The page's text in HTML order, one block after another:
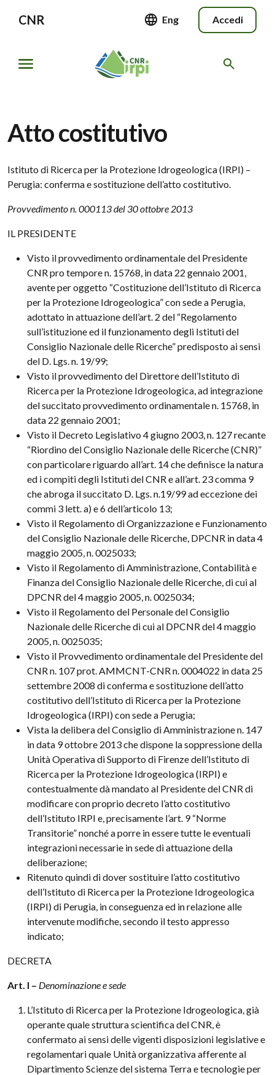
CNR Eng Accedi
Atto costitutivo
Istituto di Ricerca per la Protezione Idrogeologica (IRPI) –
Perugia: conferma e sostituzione dell’atto costitutivo.
Provvedimento n. 000113 del 30 ottobre 2013
IL PRESIDENTE
Visto il provvedimento ordinamentale del Presidente
CNR pro tempore n. 15768, in data 22 gennaio 2001,
avente per oggetto “Costituzione dell’Istituto di Ricerca
per la Protezione Idrogeologica” con sede a Perugia,
adottato in attuazione dell’art. 2 del “Regolamento
sull’istituzione ed il funzionamento degli Istituti del
Consiglio Nazionale delle Ricerche” predisposto ai sensi
del D. Lgs. n. 19/99;
Visto il provvedimento del Direttore dell’Istituto di
Ricerca per la Protezione Idrogeologica, ad integrazione
del succitato provvedimento ordinamentale n. 15768, in
data 22 gennaio 2001;
Visto il Decreto Legislativo 4 giugno 2003, n. 127 recante
“Riordino del Consiglio Nazionale delle Ricerche (CNR)”
con particolare riguardo all’art. 14 che definisce la natura
ed i compiti degli Istituti del CNR e all’art. 23 comma 9
che abroga il succitato D. Lgs. n.19/99 ad eccezione dei
commi 3 lett. a) e 6 dell’articolo 13;
Visto il Regolamento di Organizzazione e Funzionamento
del Consiglio Nazionale delle Ricerche, DPCNR in data 4
maggio 2005, n. 0025033;
Visto il Regolamento di Amministrazione, Contabilità e
Finanza del Consiglio Nazionale delle Ricerche, di cui al
DPCNR del 4 maggio 2005, n. 0025034;
Visto il Regolamento del Personale del Consiglio
Nazionale delle Ricerche di cui al DPCNR del 4 maggio
2005, n. 0025035;
Visto il Provvedimento ordinamentale del Presidente del
CNR n. 107 prot. AMMCNT-CNR n. 0004022 in data 25
settembre 2008 di conferma e sostituzione dell’atto
costitutivo dell’Istituto di Ricerca per la Protezione
Idrogeologica (IRPI) con sede a Perugia;
Vista la delibera del Consiglio di Amministrazione n. 147
in data 9 ottobre 2013 che dispone la soppressione della
Unità Operativa di Supporto di Firenze dell’Istituto di
Ricerca per la Protezione Idrogeologica (IRPI) e
contestualmente dà mandato al Presidente del CNR di
modificare con proprio decreto l’atto costitutivo
dell’Istituto IRPI e, precisamente l’art. 9 “Norme
Transitorie” nonché a porre in essere tutte le eventuali
integrazioni necessarie in sede di attuazione della
deliberazione;
Ritenuto quindi di dover sostituire l’atto costitutivo
dell’Istituto di Ricerca per la Protezione Idrogeologica
(IRPI) di Perugia, in conseguenza ed in relazione alle
intervenute modifiche, secondo il testo appresso
indicato;
DECRETA
Art. l – Denominazione e sede
L’Istituto di Ricerca per la Protezione Idrogeologica, già
operante quale struttura scientifica del CNR, è
confermato ai sensi delle vigenti disposizioni legislative e
regolamentari quale Unità organizzativa afferente al
Dipartimento Scienze del sistema Terra e tecnologie per